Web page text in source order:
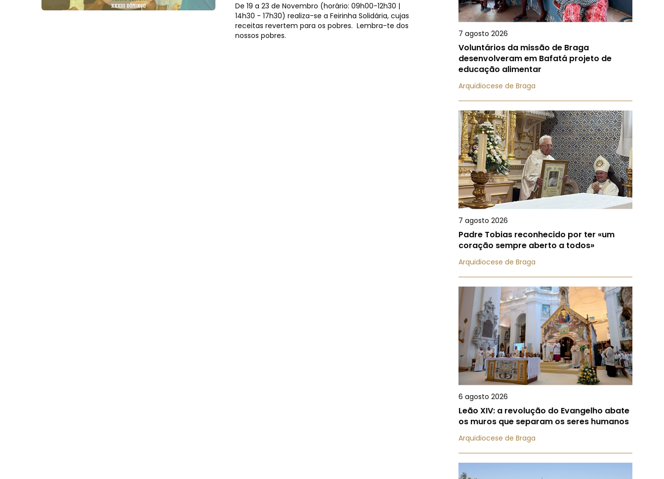
De 19 a 23 de Novembro (horário: 09h00-12h30 |
14h30 - 17h30) realiza-se a Feirinha Solidária, cujas
receitas revertem para os pobres. Lembra-te dos
nossos pobres.
7 agosto 2026
Voluntários da missão de Braga
desenvolveram em Bafatá projeto de
educação alimentar
Arquidiocese de Braga
7 agosto 2026
Padre Tobias reconhecido por ter «um
coração sempre aberto a todos»
Arquidiocese de Braga
6 agosto 2026
Leão XIV: a revolução do Evangelho abate
os muros que separam os seres humanos
Arquidiocese de Braga